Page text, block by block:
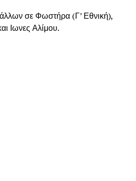
άλλων σε Φωστήρα (Γ’ Εθνική),
Ιωνες Αλίμου.